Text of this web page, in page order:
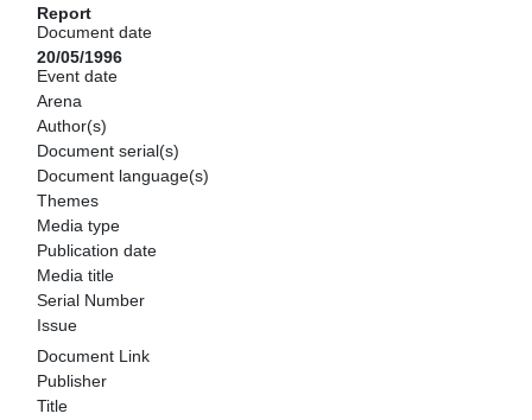
Report
Document date
20/05/1996
Event date
Arena
Author(s)
Document serial(s)
Document language(s)
Themes
Media type
Publication date
Media title
Serial Number
Issue
Document Link
Publisher
Title